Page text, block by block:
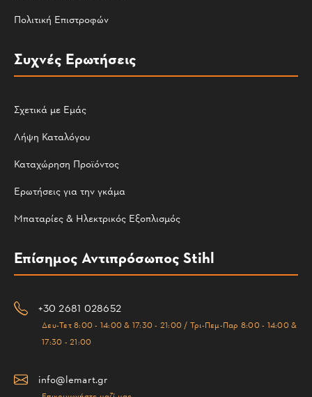
Πολιτική Επιστροφών
Συχνές Ερωτήσεις
Σχετικά με Εμάς
Λήψη Καταλόγου
Καταχώρηση Προϊόντος
Ερωτήσεις για την γκάμα
Μπαταρίες & Ηλεκτρικός Εξοπλισμός
Επίσημος Αντιπρόσωπος Stihl
+30 2681 028652
Δευ-Τετ 8:00 - 14:00 & 17:30 - 21:00 / Τρι-Πεμ-Παρ 8:00 - 14:00 &
17:30 - 21:00
info@lemart.gr